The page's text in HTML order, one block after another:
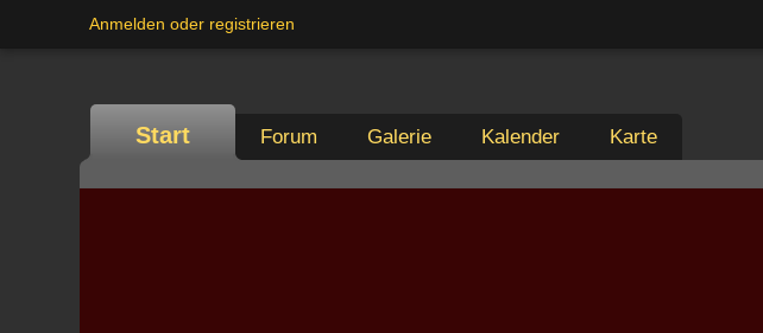
Anmelden oder registrieren
Start Forum Galerie Kalender Karte